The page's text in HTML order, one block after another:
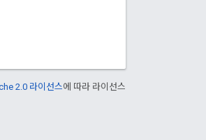
2.0 라이선스에 따라 라이선스